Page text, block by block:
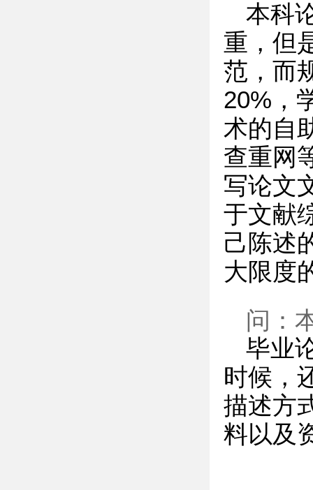
本科
重，但
范，而
20%，
术的自
查重网
写论文
于文献
己陈述
大限度
问：
毕业
时候，
描述方
料以及